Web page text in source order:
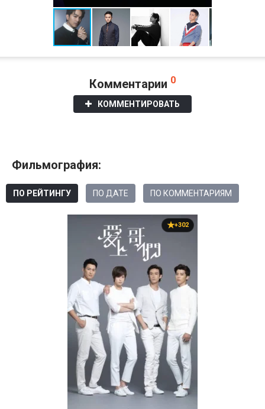
Комментарии 0
КОММЕНТИРОВАТЬ
Фильмография:
ПО РЕЙТИНГУ ПО ДАТЕ ПО КОММЕНТАРИЯМ
+302